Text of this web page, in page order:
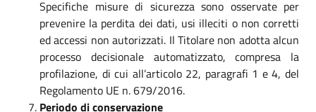
Specifiche misure di sicurezza sono osservate per
prevenire la perdita dei dati, usi illeciti o non corretti
ed accessi non autorizzati. Il Titolare non adotta alcun
processo decisionale automatizzato, compresa la
profilazione, di cui all’articolo 22, paragrafi 1 e 4, del
Regolamento UE n. 679/2016.
Periodo di conservazione